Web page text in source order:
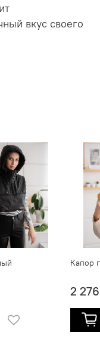
вкус своего
Капор
2